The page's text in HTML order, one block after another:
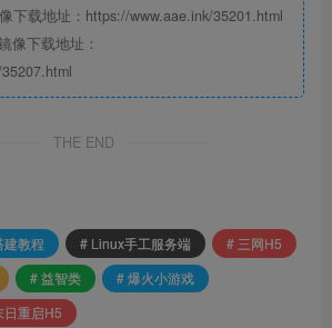
下载地址：https://www.aae.ink/35201.html
像下载地址：
THE END
建教程 # Linux手工服务端
# 三网H5
# 益智类
# 爆火小游戏
日重启H5